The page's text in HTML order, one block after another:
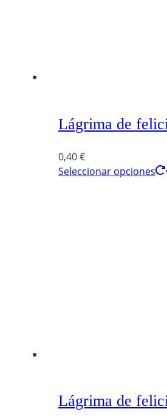
Lágrima de
0,40€
Seleccionar opciones
Lágrima de